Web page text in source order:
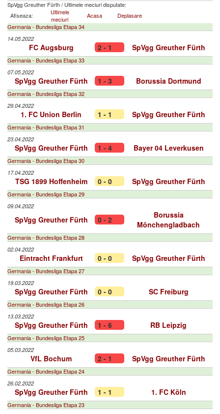
SpVgg Greuther Fürth/ Ultimele meciuri disputate:
Afiseaza:
Ultimele
meciuri
Acasa
Deplasare
Germania - Bundesliga Etapa 34
14.05.2022
FC Augsburg 2 - 1 SpVgg Greuther Fürth
Germania - Bundesliga Etapa 33
07.05.2022
SpVgg Greuther Fürth 1 - 3 Borussia Dortmund
Germania - Bundesliga Etapa 32
29.04.2022
1. FC Union Berlin 1 - 1 SpVgg Greuther Fürth
Germania - Bundesliga Etapa 31
23.04.2022
SpVgg Greuther Fürth 1 - 4 Bayer 04 Leverkusen
Germania - Bundesliga Etapa 30
17.04.2022
TSG 1899 Hoffenheim 0 - 0 SpVgg Greuther Fürth
Germania - Bundesliga Etapa 29
09.04.2022
SpVgg Greuther Fürth 0 - 2
Borussia
Mönchengladbach
Germania - Bundesliga Etapa 28
02.04.2022
Eintracht Frankfurt 0 - 0 SpVgg Greuther Fürth
Germania - Bundesliga Etapa 27
19.03.2022
SpVgg Greuther Fürth 0 - 0 SC Freiburg
Germania - Bundesliga Etapa 26
13.03.2022
SpVgg Greuther Fürth 1 - 6 RB Leipzig
Germania - Bundesliga Etapa 25
05.03.2022
VfL Bochum 2 - 1 SpVgg Greuther Fürth
Germania - Bundesliga Etapa 24
26.02.2022
SpVgg Greuther Fürth 1 - 1 1. FC Köln
Germania - Bundesliga Etapa 23